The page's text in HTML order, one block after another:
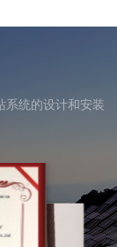
系统的设计和安装